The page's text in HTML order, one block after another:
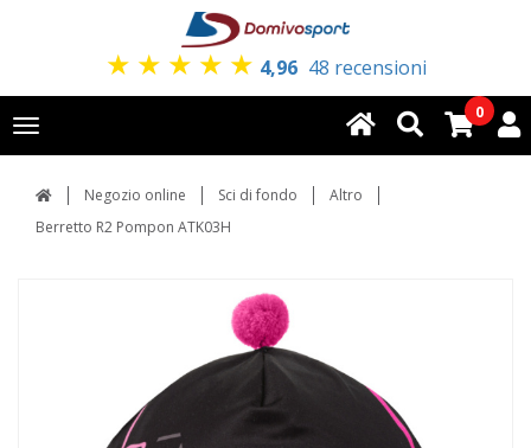
★ ★ ★ ★ ★ 4,96 48 recensioni
Toggle
navigation
0
Negozio online Sci di fondo
Altro
Berretto R2 Pompon ATK03H